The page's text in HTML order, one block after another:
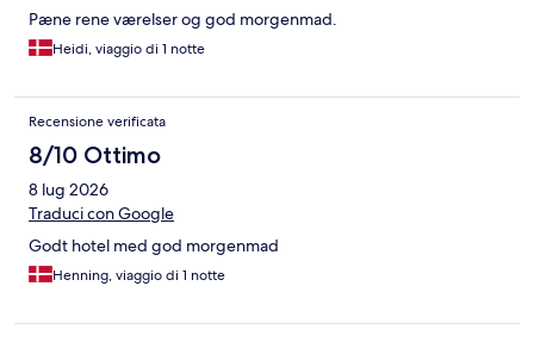
Pæne rene værelser og god morgenmad.
Heidi, viaggio di 1 notte
Recensione verificata
8/10 Ottimo
8 lug 2026
Traduci con Google
Godt hotel med god morgenmad
Henning, viaggio di 1 notte